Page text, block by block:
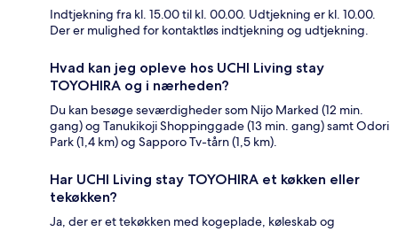
Indtjekning fra kl. 15.00 til kl. 00.00. Udtjekning er kl. 10.00.
Der er mulighed for kontaktløs indtjekning og udtjekning.
Hvad kan jeg opleve hos UCHI Living stay
TOYOHIRA og i nærheden?
Du kan besøge seværdigheder som Nijo Marked (12 min.
gang) og Tanukikoji Shoppinggade (13 min. gang) samt Odori
Park (1,4 km) og Sapporo Tv-tårn (1,5 km).
Har UCHI Living stay TOYOHIRA et køkken eller
tekøkken?
Ja, der er et tekøkken med kogeplade, køleskab og